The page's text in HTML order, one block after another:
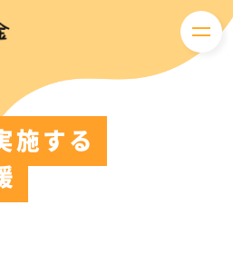
メニ
施する